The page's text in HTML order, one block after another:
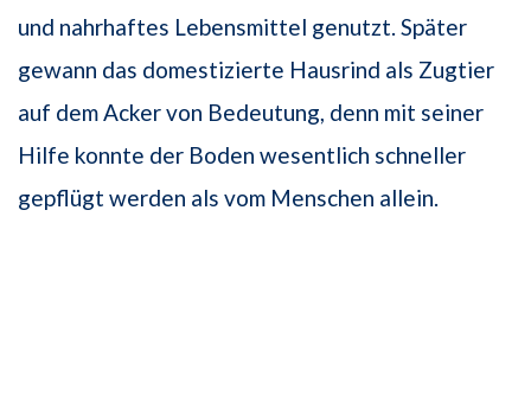
und nahrhaftes Lebensmittel genutzt. Später
gewann das domestizierte Hausrind als Zugtier
auf dem Acker von Bedeutung, denn mit seiner
Hilfe konnte der Boden wesentlich schneller
gepflügt werden als vom Menschen allein.